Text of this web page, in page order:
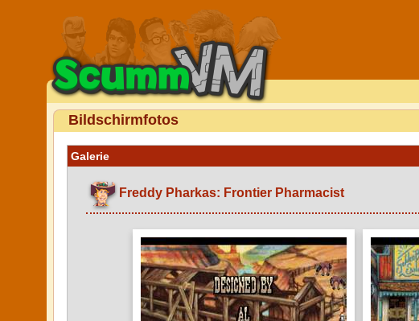
Bildschirmfotos
Galerie
Freddy Pharkas: Frontier Pharmacist